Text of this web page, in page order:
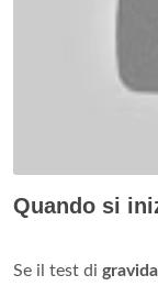
Quando si
Se il test di